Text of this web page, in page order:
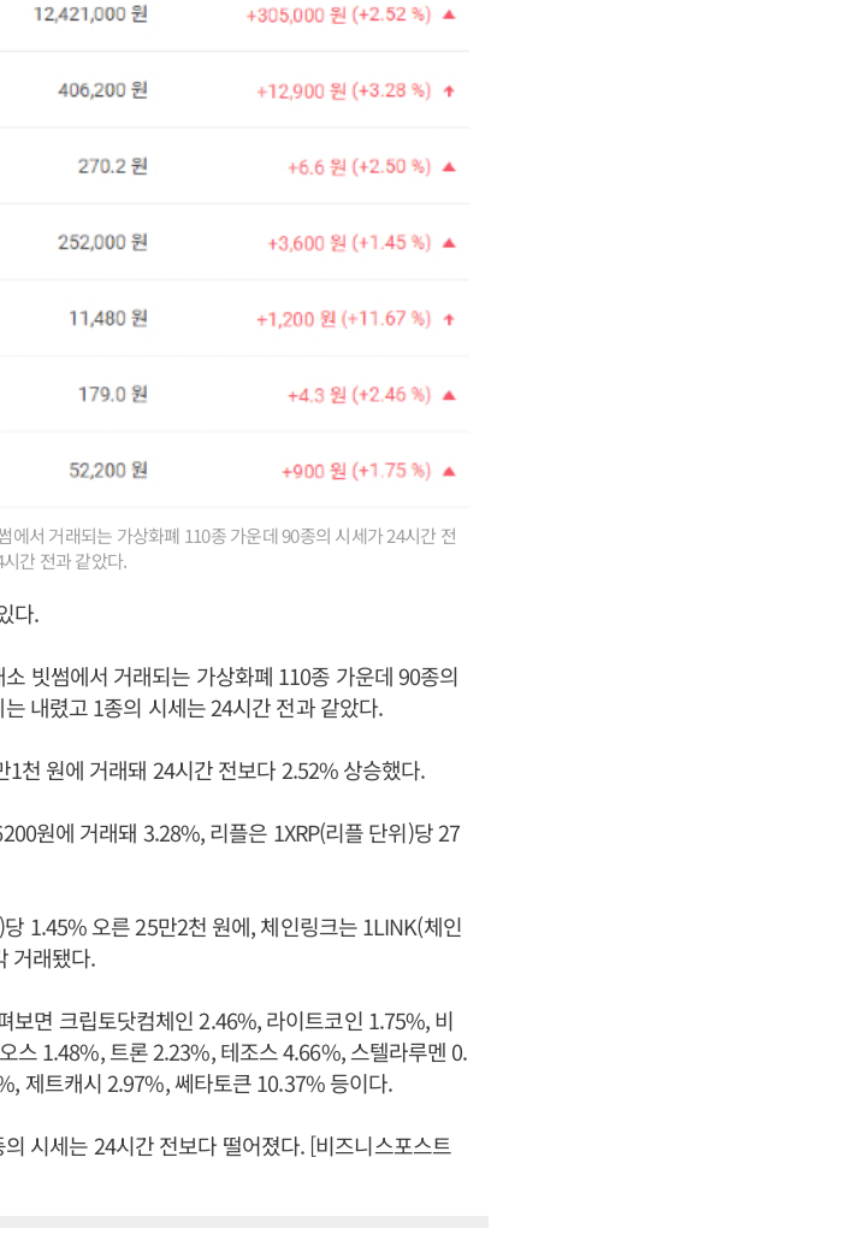
서 거래되는 가상화폐 110종 가운데 90종의 시세가 24시간 전
간 전과 같았다.
다.
빗썸에서 거래되는 가상화폐 110종 가운데 90종의
내렸고 1종의 시세는 24시간 전과 같았다.
천 원에 거래돼 24시간 전보다 2.52% 상승했다.
원에 거래돼 3.28%, 리플은 1XRP(리플 단위)당 27
1.45% 오른 25만2천 원에, 체인링크는 1LINK(체인
거래됐다.
보면 크립토닷컴체인 2.46%, 라이트코인 1.75%, 비
스 1.48%, 트론 2.23%, 테조스 4.66%, 스텔라루멘 0.
제트캐시 2.97%, 쎄타토큰 10.37% 등이다.
시세는 24시간 전보다 떨어졌다. [비즈니스포스트